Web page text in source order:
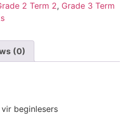
2 Term 2, Grade 3 Term
(0)
beginlesers